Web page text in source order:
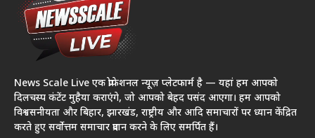
News Scale Live एक प्रोफेशनल न्यूज़ प्लेटफार्म है — यहां हम आपको
दिलचस्प कंटेंट मुहैया कराएंगे, जो आपको बेहद पसंद आएगा। हम आपको
विश्वसनीयता और बिहार, झारखंड, राष्ट्रीय और आदि समाचारों पर ध्यान केंद्रित
करते हुए सर्वोत्तम समाचार प्रदान करने के लिए समर्पित हैं।